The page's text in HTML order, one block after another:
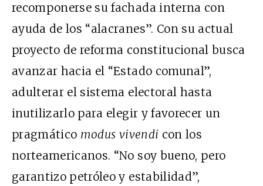
recomponerse su fachada interna con
ayuda de los “alacranes”. Con su actual
proyecto de reforma constitucional busca
avanzar hacia el “Estado comunal”,
adulterar el sistema electoral hasta
inutilizarlo para elegir y favorecer un
pragmático modus vivendi con los
norteamericanos. “No soy bueno, pero
garantizo petróleo y estabilidad”,